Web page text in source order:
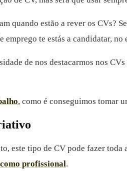
quando estão a rever os CVs?
te estás a candidatar, no
de nos destacarmos nos
, como é conseguimos tomar
este tipo de CV pode fazer
profissional.